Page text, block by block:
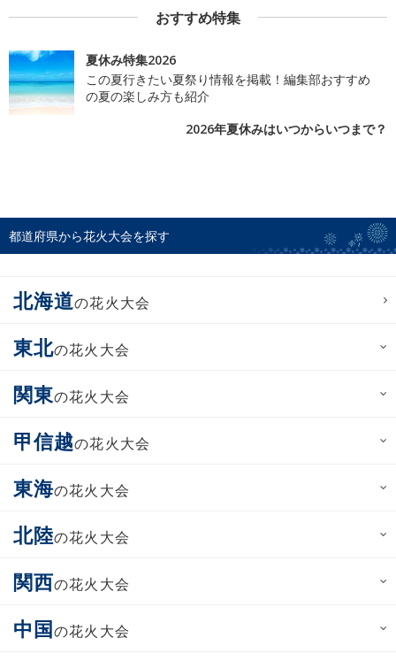
おすすめ特集
夏休み特集2026
この夏行きたい夏祭り情報を掲載！編集部おすすめ
の夏の楽しみ方も紹介
2026年夏休みはいつからいつまで？
都道府県から花火大会を探す
北海道の花火大会
東北の花火大会
関東の花火大会
甲信越の花火大会
東海の花火大会
北陸の花火大会
関西の花火大会
中国の花火大会